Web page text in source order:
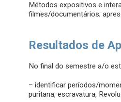
Métodos expositivos e
filmes/documentários;
Resultados de
No final do semestre a/o
– identificar períodos/
puritana, escravatura,